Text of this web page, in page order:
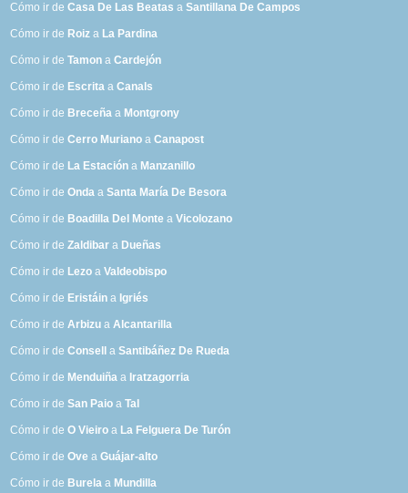
Cómo ir deCasa De Las Beatas aSantillana De Campos
Cómo ir de Roiz a La Pardina
Cómo ir deTamon aCardejón
Cómo ir de Escrita aCanals
Cómo ir de Breceña a Montgrony
Cómo ir deCerro Muriano aCanapost
Cómo ir de La Estación a Manzanillo
Cómo ir deOnda aSanta María De Besora
Cómo ir de Boadilla Del Monte aVicolozano
Cómo ir deZaldibar a Dueñas
Cómo ir de Lezo aValdeobispo
Cómo ir de Eristáin a Igriés
Cómo ir deArbizu aAlcantarilla
Cómo ir deConsell aSantibáñez De Rueda
Cómo ir de Menduiña a Iratzagorria
Cómo ir deSan Paio aTal
Cómo ir deO Vieiro a La Felguera De Turón
Cómo ir deOve aGuájar-alto
Cómo ir de Burela a Mundilla